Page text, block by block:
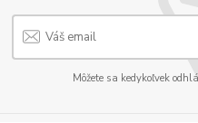
Môžete sa kedykoľvek